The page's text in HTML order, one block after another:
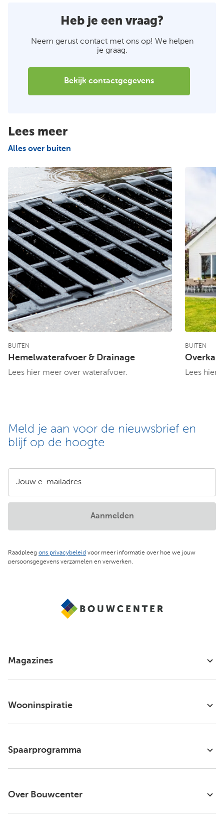
Heb je een vraag?
Neem gerust contact met ons op! We helpen
je graag.
Bekijk contactgegevens
Lees meer
Alles over buiten
BUITEN
Hemelwaterafvoer & Drainage
Lees hier meer over waterafvoer.
BUITEN
Lees hier
Meld je aan voor de nieuwsbrief en
blijf op de hoogte
Jouw e-mailadres
Raadpleeg ons privacybeleid voor meer informatie over hoe we jouw
persoonsgegevens verzamelen en verwerken.
Aanmelden
Magazines
Wooninspiratie
Spaarprogramma
Over Bouwcenter